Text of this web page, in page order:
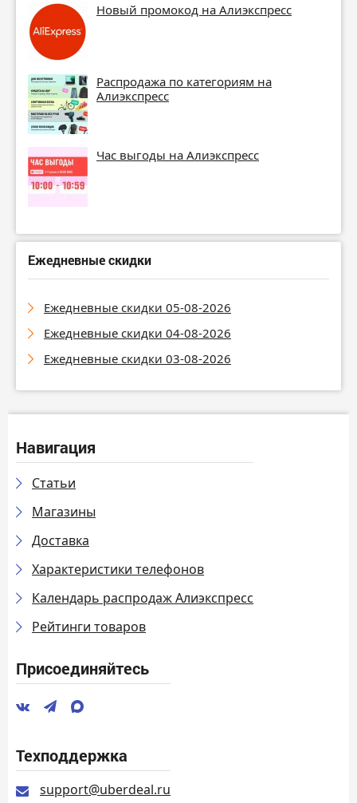
Новый промокод на Алиэкспресс
Распродажа по категориям на
Алиэкспресс
Час выгоды на Алиэкспресс
Ежедневные скидки
Ежедневные скидки 05-08-2026
Ежедневные скидки 04-08-2026
Ежедневные скидки 03-08-2026
Навигация
Статьи
Магазины
Доставка
Характеристики телефонов
Календарь распродаж Алиэкспресс
Рейтинги товаров
Присоединяйтесь
Техподдержка
support@uberdeal.ru